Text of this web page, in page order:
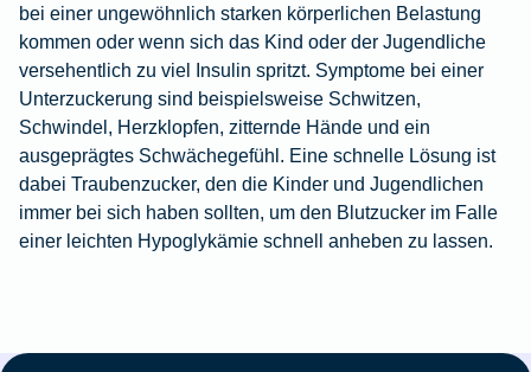
bei einer ungewöhnlich starken körperlichen Belastung
kommen oder wenn sich das Kind oder der Jugendliche
versehentlich zu viel Insulin spritzt. Symptome bei einer
Unterzuckerung sind beispielsweise Schwitzen,
Schwindel, Herzklopfen, zitternde Hände und ein
ausgeprägtes Schwächegefühl. Eine schnelle Lösung ist
dabei Traubenzucker, den die Kinder und Jugendlichen
immer bei sich haben sollten, um den Blutzucker im Falle
einer leichten Hypoglykämie schnell anheben zu lassen.